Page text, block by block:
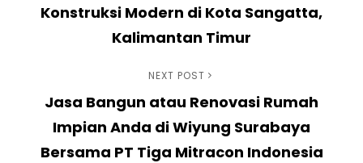
Konstruksi Modern di Kota Sangatta,
Kalimantan Timur
Post
NEXT POST
Jasa Bangun atau Renovasi Rumah
Impian Anda di Wiyung Surabaya
Bersama PT Tiga Mitracon Indonesia